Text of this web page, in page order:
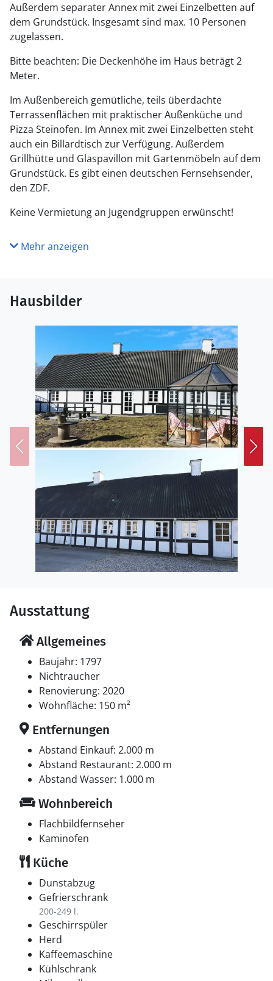
Außerdem separater Annex mit zwei Einzelbetten auf
dem Grundstück. Insgesamt sind max. 10 Personen
zugelassen.
Bitte beachten: Die Deckenhöhe im Haus beträgt 2
Meter.
Im Außenbereich gemütliche, teils überdachte
Terrassenflächen mit praktischer Außenküche und
Pizza Steinofen. Im Annex mit zwei Einzelbetten steht
auch ein Billardtisch zur Verfügung. Außerdem
Grillhütte und Glaspavillon mit Gartenmöbeln auf dem
Grundstück. Es gibt einen deutschen Fernsehsender,
den ZDF.
Keine Vermietung an Jugendgruppen erwünscht!
Mehr anzeigen
Hausbilder
Ausstattung
Allgemeines
Baujahr: 1797
Nichtraucher
Renovierung: 2020
Wohnfläche: 150 m²
Entfernungen
Abstand Einkauf: 2.000 m
Abstand Restaurant: 2.000 m
Abstand Wasser: 1.000 m
Wohnbereich
Flachbildfernseher
Kaminofen
Küche
Dunstabzug
Gefrierschrank
200-249 l.
Geschirrspüler
Herd
Kaffeemaschine
Kühlschrank